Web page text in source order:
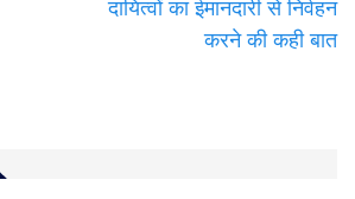
दायित्वों का ईमानदारी से निर्वहन
करने की कही बात